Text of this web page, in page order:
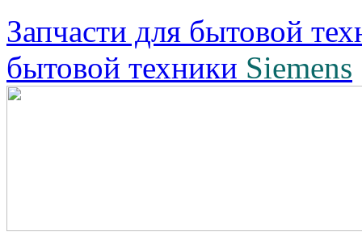
Запчасти для бытовой
бытовой техники Siemens